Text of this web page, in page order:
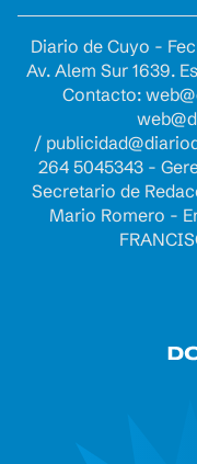
Diario de Cuyo -
Av. Alem Sur 1639.
Contacto:
/
264 5045343 -
Secretario de
Mario Romero -